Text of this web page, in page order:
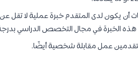
الخبرة في مجال التخصص الدراسي بدرجة
عمل مقابلة شخصية أيضًا.